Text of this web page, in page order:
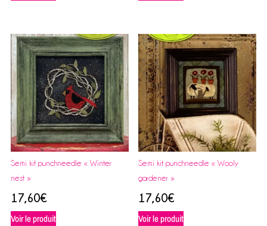
Semi kit punchneedle « Winter
nest »
17,60€
Voir le produit
Semi kit punchneedle « Wooly
gardener »
17,60€
Voir le produit